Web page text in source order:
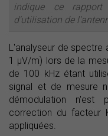
indique ce
d'utilisation de
L'analyseur de spectre
1 µV/m) lors de la
de 100 kHz étant
signal et de mesure
démodulation n'est
correction du facteur
appliquées.